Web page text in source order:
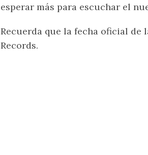
esperar más para escuchar el
Recuerda que la fecha oficial de
Records.